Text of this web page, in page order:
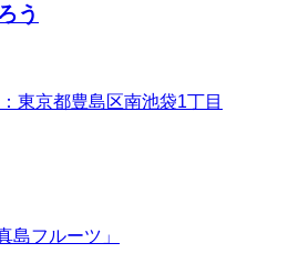
う
東京都豊島区南池袋1丁目
島フルーツ」